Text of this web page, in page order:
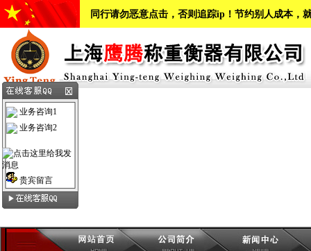
同行请勿恶意点击，否则追踪ip！节约别人成本，
业务咨询1
业务咨询2
贵宾留言